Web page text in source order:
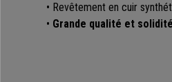
• Revêtement en cuir
• Grande qualité et solidité